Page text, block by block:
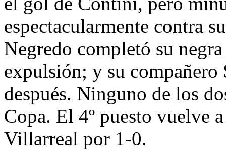
espectacularmente contra
Negredo completó su
expulsión; y su
después. Ninguno de los
Copa. El 4º puesto vuelve
Villarreal por 1-0.